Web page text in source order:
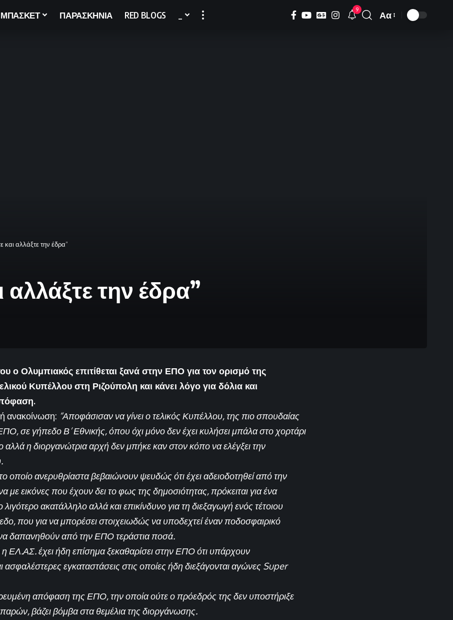
ΜΠΑΣΚΕΤ ΠΑΡΑΣΚΗΝΙΑ RED BLOGS 9
Font
Αα
και αλλάξτε την έδρα”
αλλάξτε την έδρα”
ο Ολυμπιακός επιτίθεται ξανά στην ΕΠΟ για τον ορισμό της
Κυπέλλου στη Ριζούπολη και κάνει λόγο για δόλια και
ανακοίνωση: “Αποφάσισαν να γίνει ο τελικός Κυπέλλου, της πιο σπουδαίας
σε γήπεδο Β’ Εθνικής, όπου όχι μόνο δεν έχει κυλήσει μπάλα στο χορτάρι
αλλά η διοργανώτρια αρχή δεν μπήκε καν στον κόπο να ελέγξει την
οποίο ανερυθρίαστα βεβαιώνουν ψευδώς ότι έχει αδειοδοτηθεί από την
εικόνες που έχουν δει το φως της δημοσιότητας, πρόκειται για ένα
ακατάλληλο αλλά και επικίνδυνο για τη διεξαγωγή ενός τέτοιου
που για να μπορέσει στοιχειωδώς να υποδεχτεί έναν ποδοσφαιρικό
δαπανηθούν από την ΕΠΟ τεράστια ποσά.
ΕΛ.ΑΣ. έχει ήδη επίσημα ξεκαθαρίσει στην ΕΠΟ ότι υπάρχουν
ασφαλέστερες εγκαταστάσεις στις οποίες ήδη διεξάγονται αγώνες Super
απόφαση της ΕΠΟ, την οποία ούτε ο πρόεδρός της δεν υποστήριξε
βάζει βόμβα στα θεμέλια της διοργάνωσης.